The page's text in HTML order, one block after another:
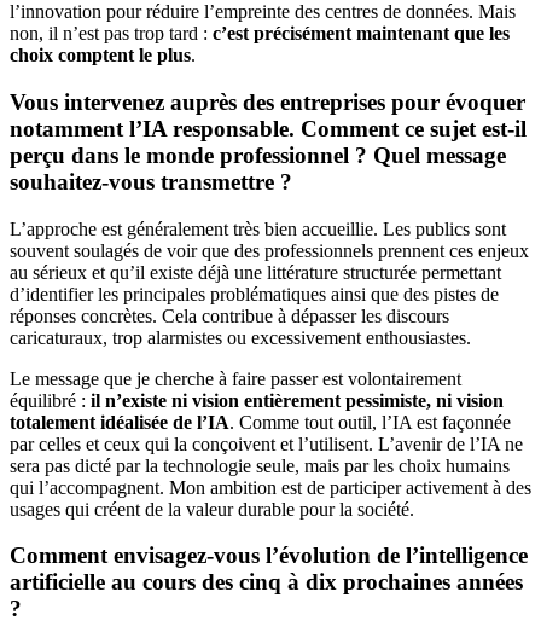
l’innovation pour réduire l’empreinte des centres de données. Mais
non, il n’est pas trop tard : c’est précisément maintenant que les
choix comptent le plus.
Vous intervenez auprès des entreprises pour évoquer
notamment l’IA responsable. Comment ce sujet est-il
perçu dans le monde professionnel ? Quel message
souhaitez-vous transmettre ?
L’approche est généralement très bien accueillie. Les publics sont
souvent soulagés de voir que des professionnels prennent ces enjeux
au sérieux et qu’il existe déjà une littérature structurée permettant
d’identifier les principales problématiques ainsi que des pistes de
réponses concrètes. Cela contribue à dépasser les discours
caricaturaux, trop alarmistes ou excessivement enthousiastes.
Le message que je cherche à faire passer est volontairement
équilibré : il n’existe ni vision entièrement pessimiste, ni vision
totalement idéalisée de l’IA. Comme tout outil, l’IA est façonnée
par celles et ceux qui la conçoivent et l’utilisent. L’avenir de l’IA ne
sera pas dicté par la technologie seule, mais par les choix humains
qui l’accompagnent. Mon ambition est de participer activement à des
usages qui créent de la valeur durable pour la société.
Comment envisagez-vous l’évolution de l’intelligence
artificielle au cours des cinq à dix prochaines années
?